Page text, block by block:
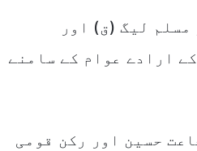
لیگ (ق) اور
ارادے عوام کے سامنے
حسین اور رکن قومی